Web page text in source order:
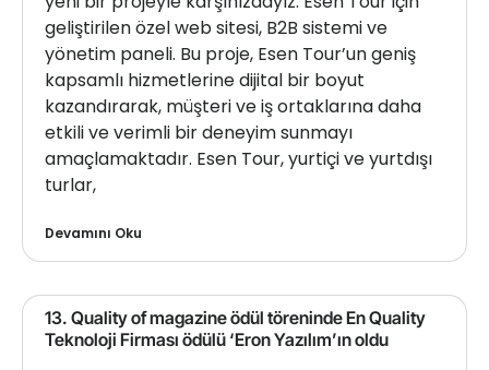
geliştirilen özel web sitesi, B2B sistemi ve
yönetim paneli. Bu proje, Esen Tour’un geniş
kapsamlı hizmetlerine dijital bir boyut
kazandırarak, müşteri ve iş ortaklarına daha
etkili ve verimli bir deneyim sunmayı
amaçlamaktadır. Esen Tour, yurtiçi ve yurtdışı
turlar,
Devamını Oku
13. Quality of magazine ödül töreninde En Quality
Teknoloji Firması ödülü ‘Eron Yazılım’ın oldu